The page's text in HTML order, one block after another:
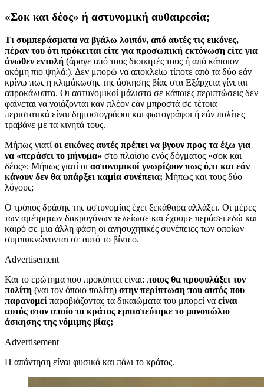
«Σοκ και δέος» ή αστυνομική αυθαιρεσία;
Τι συμπεράσματα να βγάλω λοιπόν, από αυτές τις εικόνες,
πέραν του ότι πρόκειται είτε για προσωπική εκτόνωση είτε για
άνωθεν εντολή (άραγε από τους διοικητές τους ή από κάποιον
ακόμη πιο ψηλά;). Δεν μπορώ να αποκλείω τίποτε από τα δύο εάν
κρίνω πως η κλιμάκωσης της άσκησης βίας στα Εξάρχεια γίνεται
απροκάλυπτα. Οι αστυνομικοί μάλιστα σε κάποιες περιπτώσεις δεν
φαίνεται να νοιάζονται καν πλέον εάν μπροστά σε τέτοια
περιστατικά είναι δημοσιογράφοι και φωτογράφοι ή εάν πολίτες
τραβάνε με τα κινητά τους.
Μήπως γιατί οι εικόνες αυτές πρέπει να βγουν προς τα έξω για
να «περάσει το μήνυμα» στο πλαίσιο ενός δόγματος «σοκ και
δέος»; Μήπως γιατί οι αστυνομικοί γνωρίζουν πως ό,τι και εάν
κάνουν δεν θα υπάρξει καμία συνέπεια; Μήπως και τους δύο
λόγους;
Ο τρόπος δράσης της αστυνομίας έχει ξεκάθαρα αλλάξει. Οι μέρες
των αμέτρητων δακρυγόνων τελείωσε και έχουμε περάσει εδώ και
καιρό σε μια άλλη φάση οι ανησυχητικές συνέπειες των οποίων
συμπυκνώνονται σε αυτό το βίντεο.
Advertisement
Και το ερώτημα που προκύπτει είναι: ποιος θα προφυλάξει τον
πολίτη (ναι τον όποιο πολίτη) στην περίπτωση που αυτός που
παρανομεί παραβιάζοντας τα δικαιώματα του μπορεί να είναι
αυτός στον οποίο το κράτος εμπιστεύτηκε το μονοπώλιο
άσκησης της νόμιμης βίας;
Advertisement
Η απάντηση είναι φυσικά και πάλι το κράτος.